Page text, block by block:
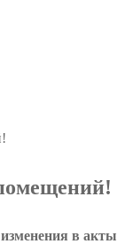
в акты